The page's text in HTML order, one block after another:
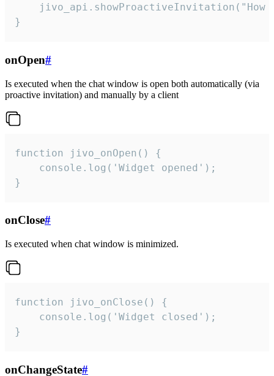
jivo_api.showProactiveInvitation("How
}
onOpen#
Is executed when the chat window is open both automatically (via
proactive invitation) and manually by a client
function jivo_onOpen() {
    console.log('Widget opened');
}
onClose#
Is executed when chat window is minimized.
function jivo_onClose() {
    console.log('Widget closed');
}
onChangeState#